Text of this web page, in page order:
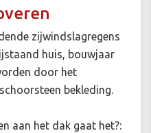
zijwindslagregens
huis, bouwjaar
door het
bekleding.
aan het dak gaat het?: